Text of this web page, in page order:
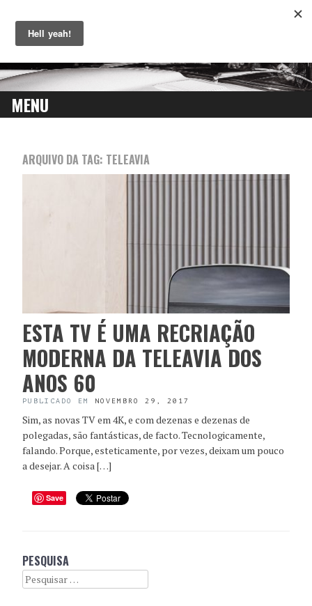
MENU
CONTENT
ARQUIVO DA TAG: TELEAVIA
ESTA TV É UMA RECRIAÇÃO
MODERNA DA TELEAVIA DOS
ANOS 60
PUBLICADO EM NOVEMBRO 29, 2017
Sim, as novas TV em 4K, e com dezenas e dezenas de
polegadas, são fantásticas, de facto. Tecnologicamente,
falando. Porque, esteticamente, por vezes, deixam um pouco
a desejar. A coisa […]
Save
PESQUISA
Search